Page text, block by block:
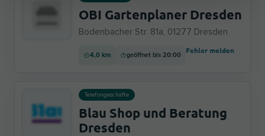
OBI Gartenplaner Dresden
Bodenbacher Str. 81a, 01277 Dresden
4,0 km geöffnet bis 20:00
Fehler melden
Telefongeschäfte
Blau Shop und Beratung
Dresden